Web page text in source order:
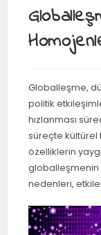
Globalleşme,
politik
hızlanması
süreçte kültürel
özelliklerin
globalleşmenin
nedenleri,